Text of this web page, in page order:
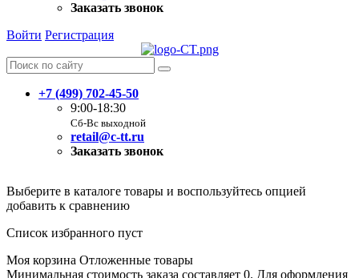
Заказать звонок
Войти Регистрация
+7 (499) 702-45-50
9:00-18:30
Сб-Вс выходной
retail@c-tt.ru
Заказать звонок
Выберите в каталоге товары и воспользуйтесь опцией
добавить к сравнению
Список избранного пуст
Моя корзина Отложенные товары
Минимальная стоимость заказа составляет 0. Для оформления